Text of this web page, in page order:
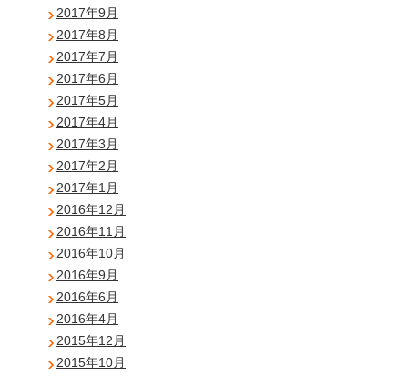
2017年9月
2017年8月
2017年7月
2017年6月
2017年5月
2017年4月
2017年3月
2017年2月
2017年1月
2016年12月
2016年11月
2016年10月
2016年9月
2016年6月
2016年4月
2015年12月
2015年10月